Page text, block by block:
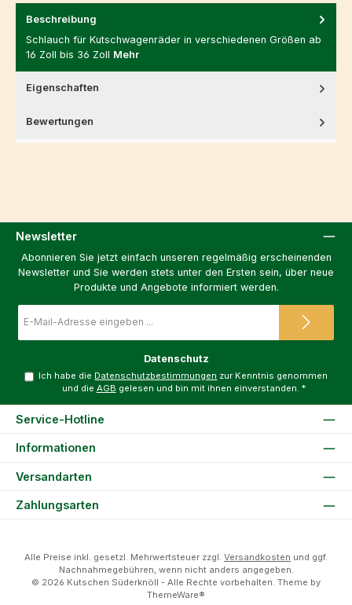
Beschreibung
Schlauch für Kutschwagenräder in verschiedenen Größen ab
16 Zoll bis 36 Zoll Mehr
Eigenschaften
Bewertungen
Newsletter
Abonnieren Sie jetzt einfach unseren regelmäßig erscheinenden
Newsletter und Sie werden stets unter den Ersten sein, über neue
Produkte und Angebote informiert werden.
Mail-
Datenschutz
Ich habe die Datenschutzbestimmungen zur Kenntnis genommen
und die AGB gelesen und bin mit ihnen einverstanden. *
Service-Hotline
Informationen
Versandarten
Zahlungsarten
Alle Preise inkl. gesetzl. Mehrwertsteuer zzgl. Versandkosten und ggf.
Nachnahmegebühren, wenn nicht anders angegeben.
© 2026 Kutschen Süderknöll - Alle Rechte vorbehalten. Theme by
ThemeWare®